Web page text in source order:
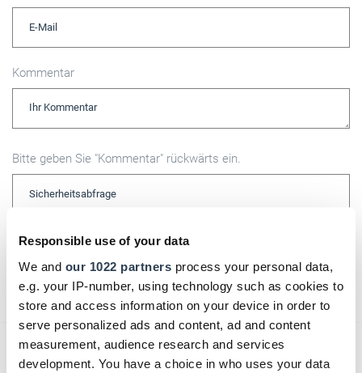
Responsible use of your data
We and our 1022 partners process your personal data,
e.g. your IP-number, using technology such as cookies to
store and access information on your device in order to
serve personalized ads and content, ad and content
measurement, audience research and services
development. You have a choice in who uses your data
Kommentar
Bitte geben Sie "Kommentar" rückwärts ein.
Absenden
Das könnte Sie auch interessieren: